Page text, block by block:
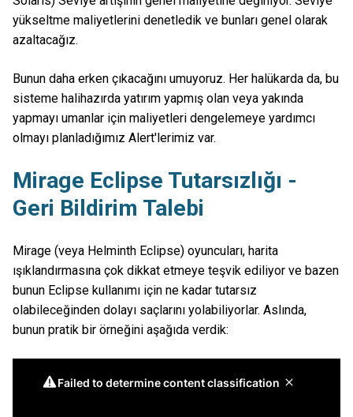
yükseltme maliyetlerini denetledik ve bunları genel olarak
azaltacağız.
Bunun daha erken çıkacağını umuyoruz. Her halükarda da, bu
sisteme halihazırda yatırım yapmış olan veya yakında
yapmayı umanlar için maliyetleri dengelemeye yardımcı
olmayı planladığımız Alert'lerimiz var.
Mirage Eclipse Tutarsızlığı -
Geri Bildirim Talebi
Mirage (veya Helminth Eclipse) oyuncuları, harita
ışıklandırmasına çok dikkat etmeye teşvik ediliyor ve bazen
bunun Eclipse kullanımı için ne kadar tutarsız
olabileceğinden dolayı saçlarını yolabiliyorlar. Aslında,
bunun pratik bir örneğini aşağıda verdik: